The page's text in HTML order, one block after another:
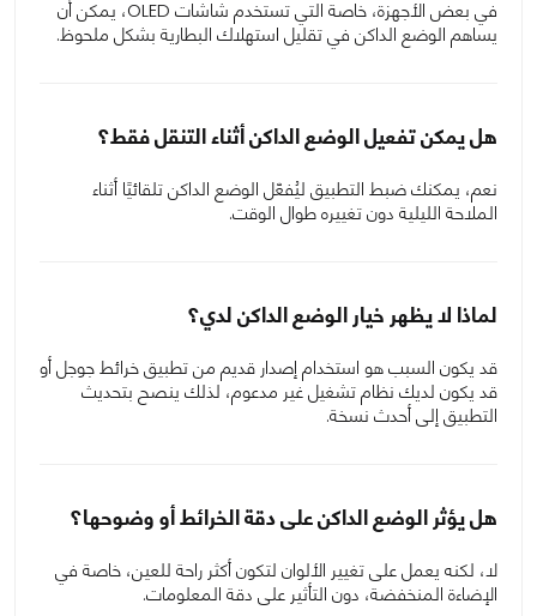
في بعض الأجهزة، خاصة التي تستخدم شاشات OLED، يمكن أن
يساهم الوضع الداكن في تقليل استهلاك البطارية بشكل ملحوظ.
هل يمكن تفعيل الوضع الداكن أثناء التنقل فقط؟
نعم، يمكنك ضبط التطبيق ليُفعّل الوضع الداكن تلقائيًا أثناء
الملاحة الليلية دون تغييره طوال الوقت.
لماذا لا يظهر خيار الوضع الداكن لدي؟
قد يكون السبب هو استخدام إصدار قديم من تطبيق خرائط جوجل أو
قد يكون لديك نظام تشغيل غير مدعوم، لذلك ينصح بتحديث
التطبيق إلى أحدث نسخة.
هل يؤثر الوضع الداكن على دقة الخرائط أو وضوحها؟
لا، لكنه يعمل على تغيير الألوان لتكون أكثر راحة للعين، خاصة في
الإضاءة المنخفضة، دون التأثير على دقة المعلومات.